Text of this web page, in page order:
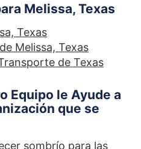
Melissa, Texas
Texas
Melissa, Texas
de Texas
Equipo le Ayude a
que se
sombrío para las